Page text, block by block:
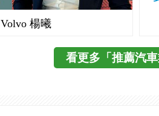
Volvo 楊曦
看更多「推薦汽